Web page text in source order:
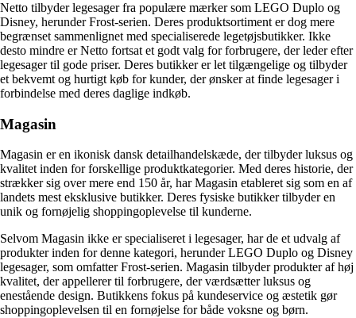
Netto tilbyder legesager fra populære mærker som LEGO Duplo og
Disney, herunder Frost-serien. Deres produktsortiment er dog mere
begrænset sammenlignet med specialiserede legetøjsbutikker. Ikke
desto mindre er Netto fortsat et godt valg for forbrugere, der leder efter
legesager til gode priser. Deres butikker er let tilgængelige og tilbyder
et bekvemt og hurtigt køb for kunder, der ønsker at finde legesager i
forbindelse med deres daglige indkøb.
Magasin
Magasin er en ikonisk dansk detailhandelskæde, der tilbyder luksus og
kvalitet inden for forskellige produktkategorier. Med deres historie, der
strækker sig over mere end 150 år, har Magasin etableret sig som en af
landets mest eksklusive butikker. Deres fysiske butikker tilbyder en
unik og fornøjelig shoppingoplevelse til kunderne.
Selvom Magasin ikke er specialiseret i legesager, har de et udvalg af
produkter inden for denne kategori, herunder LEGO Duplo og Disney
legesager, som omfatter Frost-serien. Magasin tilbyder produkter af høj
kvalitet, der appellerer til forbrugere, der værdsætter luksus og
enestående design. Butikkens fokus på kundeservice og æstetik gør
shoppingoplevelsen til en fornøjelse for både voksne og børn.